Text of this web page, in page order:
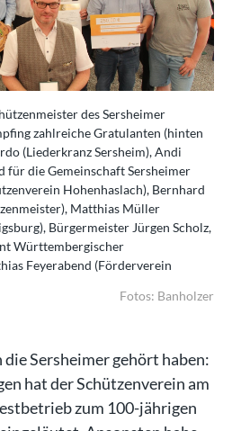
des Sersheimer
zahlreiche Gratulanten (hinten
(Liederkranz Sersheim), Andi
für die Gemeinschaft Sersheimer
Hohenhaslach), Bernhard
Matthias Müller
Bürgermeister Jürgen Scholz,
Württembergischer
Feyerabend (Förderverein
Fotos: Banholzer
Sersheimer gehört haben:
hat der Schützenverein am
zum 100-jährigen